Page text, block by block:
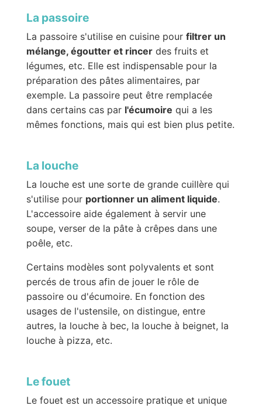
La passoire
La passoire s'utilise en cuisine pour filtrer un
mélange, égoutter et rincerdes fruits et
légumes, etc. Elle est indispensable pour la
préparation des pâtes alimentaires, par
exemple. La passoire peut être remplacée
dans certains cas par l'écumoire qui a les
mêmes fonctions, mais qui est bien plus petite.
La louche
La louche est une sorte de grande cuillère qui
s'utilise pour portionner un aliment liquide.
L'accessoire aide également à servir une
soupe, verser de la pâte à crêpes dans une
poêle, etc.
Certains modèles sont polyvalents et sont
percés de trous afin de jouer le rôle de
passoire ou d'écumoire. En fonction des
usages de l'ustensile, on distingue, entre
autres, la louche à bec, la louche à beignet, la
louche à pizza, etc.
Le fouet
Le fouet est un accessoire pratique et unique